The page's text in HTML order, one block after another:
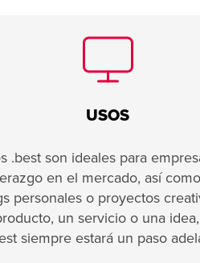
USOS
.best son ideales para
en el mercado, así
personales o proyectos
un servicio o una
siempre estará un paso